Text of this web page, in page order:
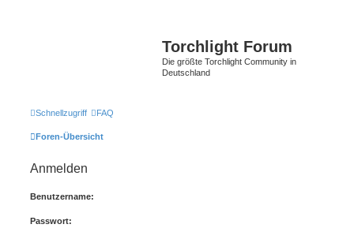
Torchlight Forum
Die größte Torchlight Community in
Deutschland
Schnellzugriff FAQ
Foren-Übersicht
Anmelden
Benutzername:
Passwort: